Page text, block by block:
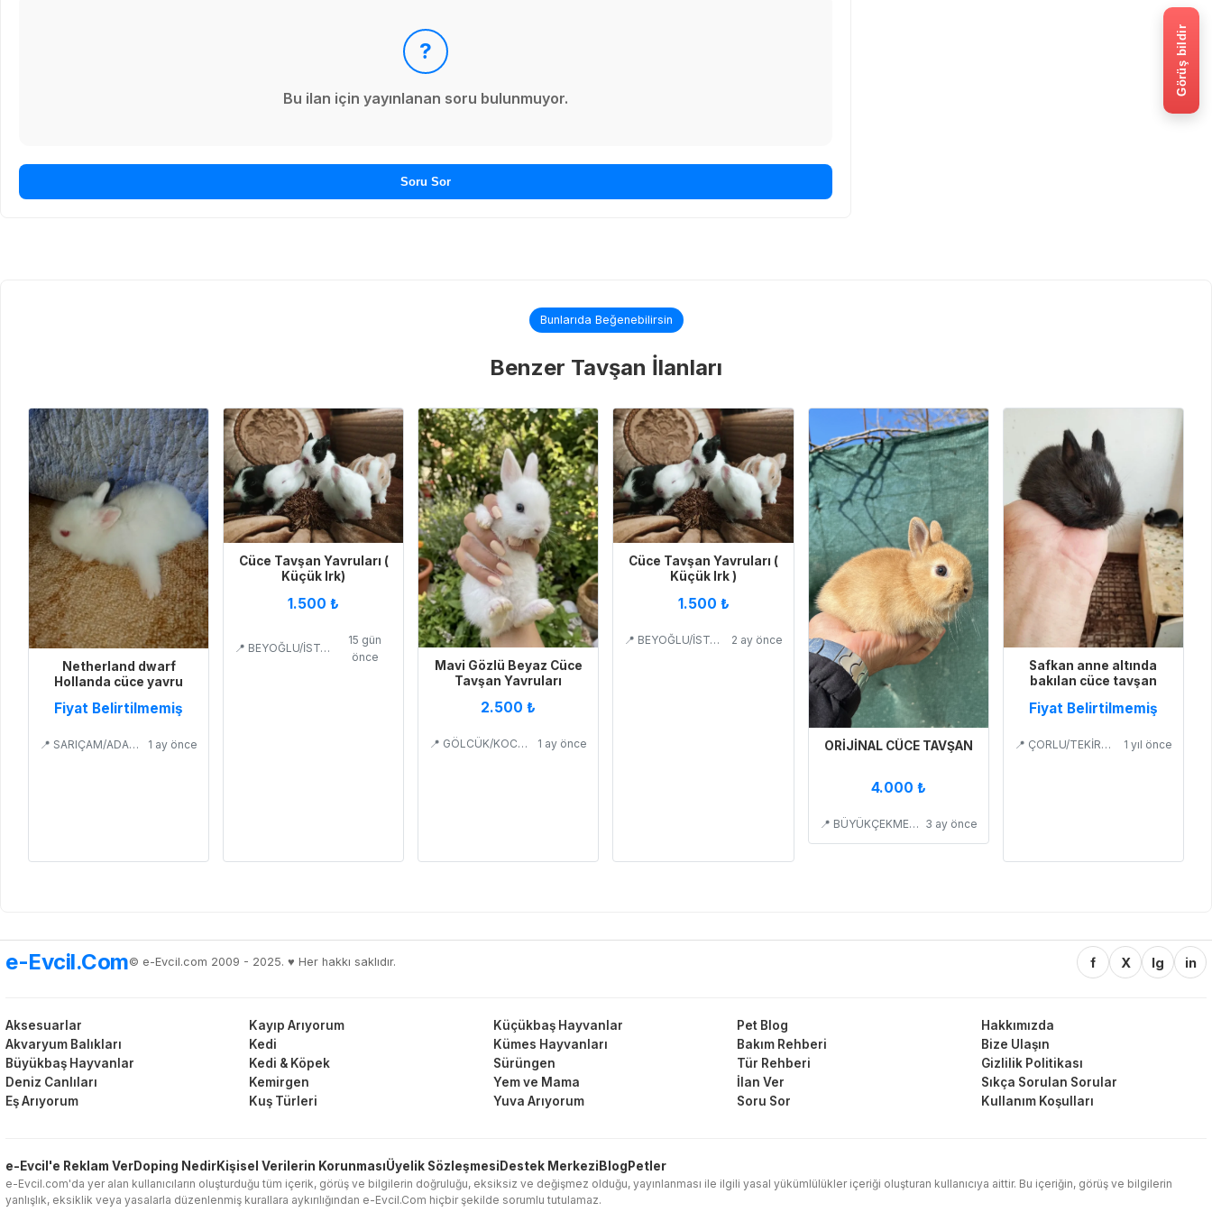
?
Bu ilan için yayınlanan soru bulunmuyor.
Soru Sor
Bunlarıda Beğenebilirsin
Benzer Tavşan İlanları
Netherland dwarf
Hollanda cüce yavru
Fiyat Belirtilmemiş
📍 SARIÇAM/ADANA 1 ay önce
Cüce Tavşan Yavruları (
Küçük Irk)
1.500 ₺
📍 BEYOĞLU/İSTANBUL
15 gün
önce
Mavi Gözlü Beyaz Cüce
Tavşan Yavruları
2.500 ₺
📍 GÖLCÜK/KOCAELİ 1 ay önce
Cüce Tavşan Yavruları (
Küçük Irk )
1.500 ₺
📍 BEYOĞLU/İSTANBUL 2 ay önce
ORİJİNAL CÜCE TAVŞAN
4.000 ₺
📍 BÜYÜKÇEKMECE/İSTANBUL 3 ay önce
Safkan anne altında
bakılan cüce tavşan
Fiyat Belirtilmemiş
📍 ÇORLU/TEKİRDAĞ 1 yıl önce
e-Evcil.Com© e-Evcil.com 2009 - 2025. ♥️ Her hakkı saklıdır. f X Ig in
Aksesuarlar
Akvaryum Balıkları
Büyükbaş Hayvanlar
Deniz Canlıları
Eş Arıyorum
Kayıp Arıyorum
Kedi
Kedi & Köpek
Kemirgen
Kuş Türleri
Küçükbaş Hayvanlar
Kümes Hayvanları
Sürüngen
Yem ve Mama
Yuva Arıyorum
Pet Blog
Bakım Rehberi
Tür Rehberi
İlan Ver
Soru Sor
Hakkımızda
Bize Ulaşın
Gizlilik Politikası
Sıkça Sorulan Sorular
Kullanım Koşulları
e-Evcil'e Reklam VerDoping NedirKişisel Verilerin KorunmasıÜyelik Sözleşmesi Destek Merkezi Blog Petler
e-Evcil.com'da yer alan kullanıcıların oluşturduğu tüm içerik, görüş ve bilgilerin doğruluğu, eksiksiz ve değişmez olduğu, yayınlanması ile ilgili yasal yükümlülükler içeriği oluşturan kullanıcıya aittir. Bu içeriğin, görüş ve bilgilerin
yanlışlık, eksiklik veya yasalarla düzenlenmiş kurallara aykırılığından e-Evcil.Com hiçbir şekilde sorumlu tutulamaz.
Görüş bildir